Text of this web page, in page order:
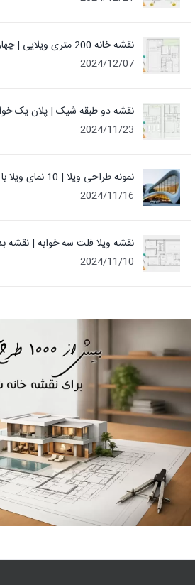
نقشه خانه 200 متری ویلایی | چهار خوابه شیک
2024/12/07
نقشه دو طبقه شیک | پلان یک
2024/11/23
نمونه طراحی ویلا | 10 نمای ویلا با ایده فرم و سرعت
2024/11/16
نقشه ویلا فلت سه خوابه | نقشه
2024/11/10